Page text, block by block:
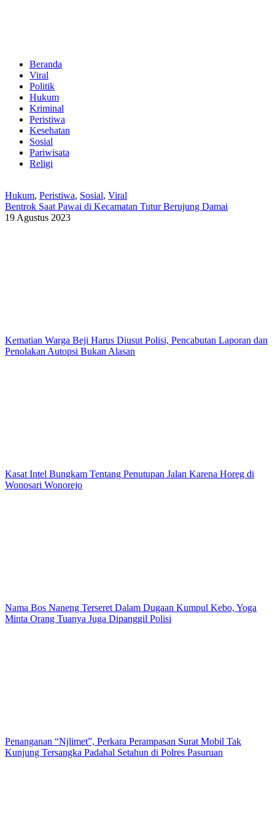
Beranda
Viral
Politik
Hukum
Kriminal
Peristiwa
Kesehatan
Sosial
Pariwisata
Religi
Hukum, Peristiwa, Sosial, Viral
Bentrok Saat Pawai di Kecamatan Tutur Berujung Damai
19 Agustus 2023
Kematian Warga Beji Harus Diusut Polisi, Pencabutan Laporan dan
Penolakan Autopsi Bukan Alasan
Kasat Intel Bungkam Tentang Penutupan Jalan Karena Horeg di
Wonosari Wonorejo
Nama Bos Naneng Terseret Dalam Dugaan Kumpul Kebo, Yoga
Minta Orang Tuanya Juga Dipanggil Polisi
Penanganan “Njlimet”, Perkara Perampasan Surat Mobil Tak
Kunjung Tersangka Padahal Setahun di Polres Pasuruan